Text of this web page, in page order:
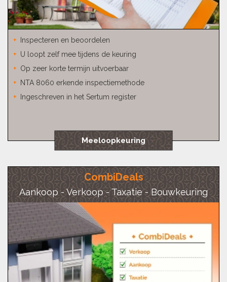
Inspecteren en beoordelen
U loopt zelf mee tijdens de keuring
Op zeer korte termijn uitvoerbaar
NTA 8060 erkende inspectiemethode
Ingeschreven in het Sertum register
Meeloopkeuring
CombiDeals
Aankoop - Verkoop - Taxatie - Bouwkeuring